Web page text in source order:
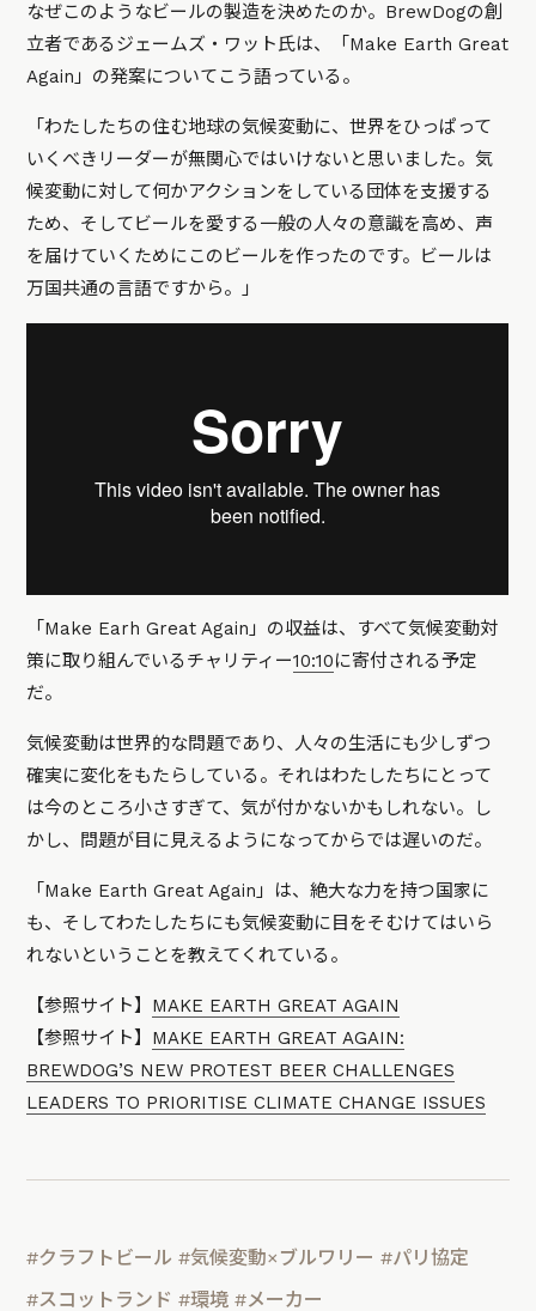
なぜこのようなビールの製造を決めたのか。BrewDogの創
立者であるジェームズ・ワット氏は、「Make Earth Great
Again」の発案についてこう語っている。
「わたしたちの住む地球の気候変動に、世界をひっぱって
いくべきリーダーが無関心ではいけないと思いました。気
候変動に対して何かアクションをしている団体を支援する
ため、そしてビールを愛する一般の人々の意識を高め、声
を届けていくためにこのビールを作ったのです。ビールは
万国共通の言語ですから。」
「Make Earh Great Again」の収益は、すべて気候変動対
策に取り組んでいるチャリティー10:10に寄付される予定
だ。
気候変動は世界的な問題であり、人々の生活にも少しずつ
確実に変化をもたらしている。それはわたしたちにとって
は今のところ小さすぎて、気が付かないかもしれない。し
かし、問題が目に見えるようになってからでは遅いのだ。
「Make Earth Great Again」は、絶大な力を持つ国家に
も、そしてわたしたちにも気候変動に目をそむけてはいら
れないということを教えてくれている。
【参照サイト】 MAKE EARTH GREAT AGAIN
【参照サイト】 MAKE EARTH GREAT AGAIN:
BREWDOG’S NEW PROTEST BEER CHALLENGES
LEADERS TO PRIORITISE CLIMATE CHANGE ISSUES
#クラフトビール #気候変動×ブルワリー #パリ協定
#スコットランド #環境 #メーカー